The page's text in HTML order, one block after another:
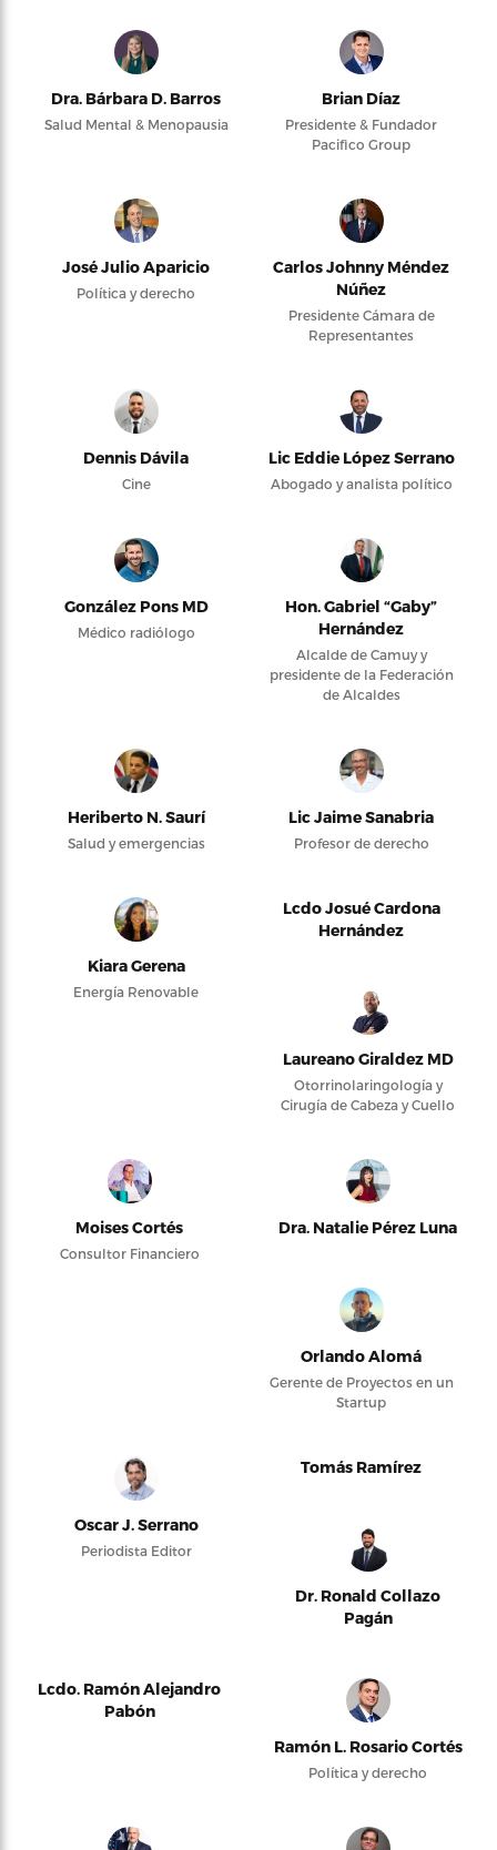
Dra. Bárbara D. Barros
Salud Mental & Menopausia
Brian Díaz
Presidente & Fundador
Pacifico Group
José Julio Aparicio
Política y derecho
Carlos Johnny Méndez
Núñez
Presidente Cámara de
Representantes
Dennis Dávila
Cine
Lic Eddie López Serrano
Abogado y analista político
González Pons MD
Médico radiólogo
Hon. Gabriel “Gaby”
Hernández
Alcalde de Camuy y
presidente de la Federación
de Alcaldes
Heriberto N. Saurí
Salud y emergencias
Lic Jaime Sanabria
Profesor de derecho
Kiara Gerena
Energía Renovable
Lcdo Josué Cardona
Hernández
Laureano Giraldez MD
Otorrinolaringología y
Cirugía de Cabeza y Cuello
Moises Cortés
Consultor Financiero
Dra. Natalie Pérez Luna
Orlando Alomá
Gerente de Proyectos en un
Startup
Oscar J. Serrano
Periodista Editor
Tomás Ramírez
Dr. Ronald Collazo
Pagán
Lcdo. Ramón Alejandro
Pabón
Ramón L. Rosario Cortés
Política y derecho